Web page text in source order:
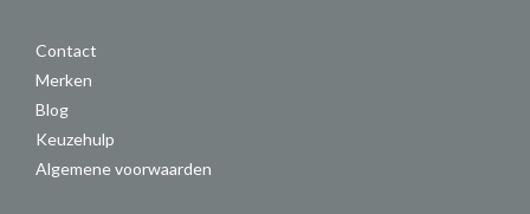
Contact
Merken
Blog
Keuzehulp
Algemene voorwaarden